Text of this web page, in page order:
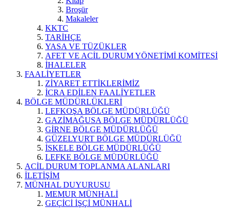
Broşür
Makaleler
KKTC
TARİHÇE
YASA VE TÜZÜKLER
AFET VE ACİL DURUM YÖNETİMİ KOMİTESİ
İHALELER
FAALİYETLER
ZİYARET ETTİKLERİMİZ
İCRA EDİLEN FAALİYETLER
BÖLGE MÜDÜRLÜKLERİ
LEFKOŞA BÖLGE MÜDÜRLÜĞÜ
GAZİMAĞUSA BÖLGE MÜDÜRLÜĞÜ
GİRNE BÖLGE MÜDÜRLÜĞÜ
GÜZELYURT BÖLGE MÜDÜRLÜĞÜ
İSKELE BÖLGE MÜDÜRLÜĞÜ
LEFKE BÖLGE MÜDÜRLÜĞÜ
ACİL DURUM TOPLANMA ALANLARI
İLETİŞİM
MÜNHAL DUYURUSU
MEMUR MÜNHALİ
GEÇİCİ İŞÇİ MÜNHALİ